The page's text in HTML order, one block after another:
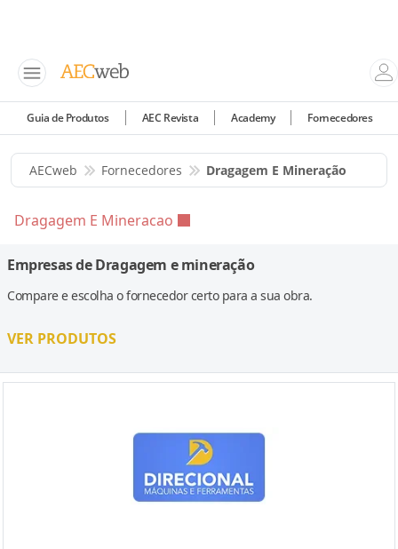
Guia de Produtos AEC Revista Academy Fornecedores
AECweb Fornecedores Dragagem E Mineração
Dragagem E Mineracao
Empresas de Dragagem e mineração
Compare e escolha o fornecedor certo para a sua obra.
VER PRODUTOS